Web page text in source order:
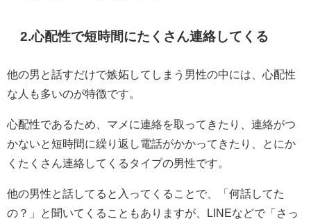
2.心配性で短時間にたくさん連絡してくる
他の男と話すだけで嫉妬してしまう男性の中には、心配性
な人も多いのが特徴です。
心配性であるため、マメに連絡を取ってきたり、連絡がつ
かないと短時間に繰り返し電話がかかってきたり、とにか
くたくさん連絡してくるタイプの男性です。
他の男性と話してると入ってくることで、「何話してた
の？」と聞いてくることもありますが、LINEなどで「さっ